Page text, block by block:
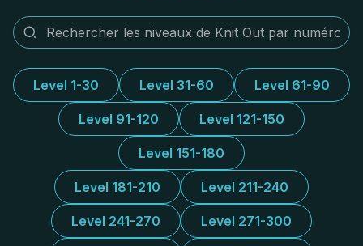
Level 1-30 Level 31-60 Level 61-90
Level 91-120 Level 121-150
Level 151-180
Level 181-210 Level 211-240
Level 241-270 Level 271-300